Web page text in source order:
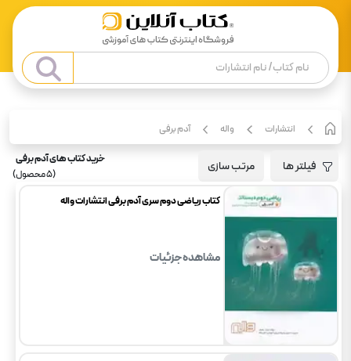
انتشارات واله آدم برفی
فیلتر ها مرتب سازی
خرید کتاب های آدم برفی
(
5محصول)
کتاب ریاضی دوم سری آدم برفی انتشارات واله
مشاهده جزئیات